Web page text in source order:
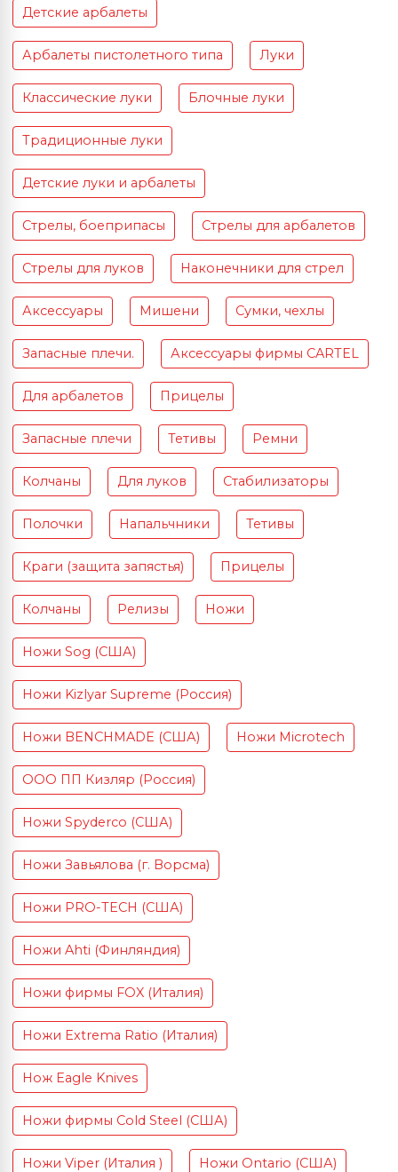
Детские арбалеты
Арбалеты пистолетного типа Луки
Классические луки Блочные луки
Традиционные луки
Детские луки и арбалеты
Стрелы, боеприпасы Стрелы для арбалетов
Стрелы для луков Наконечники для стрел
Аксессуары Мишени Сумки, чехлы
Запасные плечи. Аксессуары фирмы CARTEL
Для арбалетов Прицелы
Запасные плечи Тетивы Ремни
Колчаны Для луков Стабилизаторы
Полочки Напальчники Тетивы
Краги (защита запястья) Прицелы
Колчаны Релизы Ножи
Ножи Sog (США)
Ножи Kizlyar Supreme (Россия)
Ножи BENCHMADE (США) Ножи Microtech
ООО ПП Кизляр (Россия)
Ножи Spyderco (США)
Ножи Завьялова (г. Ворсма)
Ножи PRO-TECH (США)
Ножи Ahti (Финляндия)
Ножи фирмы FOX (Италия)
Ножи Extrema Ratio (Италия)
Нож Eagle Knives
Ножи фирмы Cold Steel (США)
Ножи Viper (Италия ) Ножи Ontario (США)